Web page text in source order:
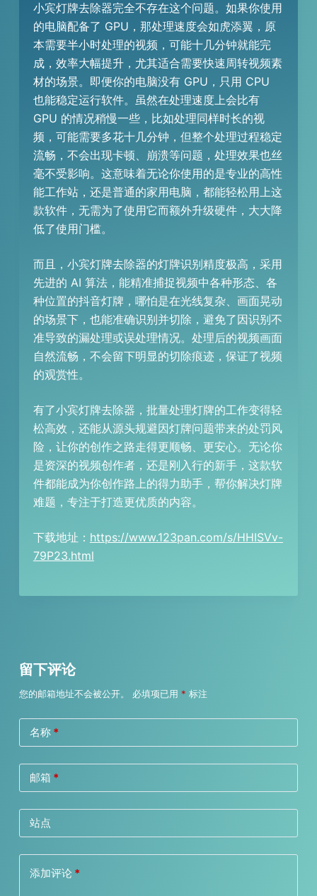
小宾灯牌去除器完全不存在这个问题。如果你使用
的电脑配备了 GPU，那处理速度会如虎添翼，原
本需要半小时处理的视频，可能十几分钟就能完
成，效率大幅提升，尤其适合需要快速周转视频素
材的场景。即便你的电脑没有 GPU，只用 CPU
也能稳定运行软件。虽然在处理速度上会比有
GPU 的情况稍慢一些，比如处理同样时长的视
频，可能需要多花十几分钟，但整个处理过程稳定
流畅，不会出现卡顿、崩溃等问题，处理效果也丝
毫不受影响。这意味着无论你使用的是专业的高性
能工作站，还是普通的家用电脑，都能轻松用上这
款软件，无需为了使用它而额外升级硬件，大大降
低了使用门槛。​
而且，小宾灯牌去除器的灯牌识别精度极高，采用
先进的 AI 算法，能精准捕捉视频中各种形态、各
种位置的抖音灯牌，哪怕是在光线复杂、画面晃动
的场景下，也能准确识别并切除，避免了因识别不
准导致的漏处理或误处理情况。处理后的视频画面
自然流畅，不会留下明显的切除痕迹，保证了视频
的观赏性。​
有了小宾灯牌去除器，批量处理灯牌的工作变得轻
松高效，还能从源头规避因灯牌问题带来的处罚风
险，让你的创作之路走得更顺畅、更安心。无论你
是资深的视频创作者，还是刚入行的新手，这款软
件都能成为你创作路上的得力助手，帮你解决灯牌
难题，专注于打造更优质的内容。
下载地址： https://www.123pan.com/s/HHISVv-
79P23.html
留下评论
您的邮箱地址不会被公开。 必填项已用 * 标注
名称*
邮箱 *
站点
添加评论 *